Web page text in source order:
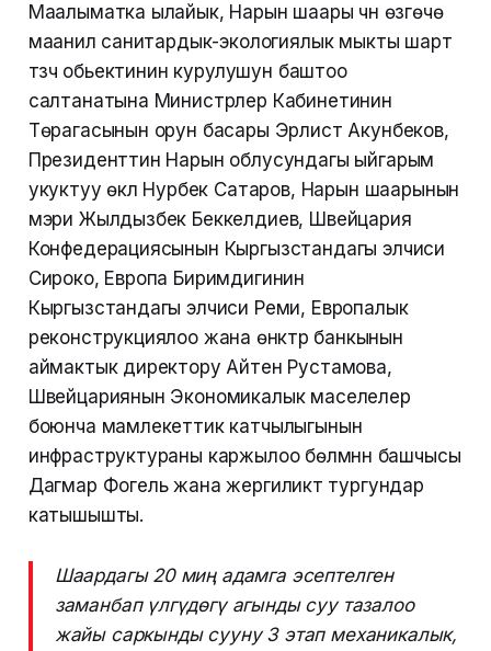
Маалыматка ылайык, Нарын шаары үчүн өзгөчө
маанилүү санитардык-экологиялык мыкты шарт
түзүүчү обьектинин курулушун баштоо
салтанатына Министрлер Кабинетинин
Төрагасынын орун басары Эрлист Акунбеков,
Президенттин Нарын облусундагы ыйгарым
укуктуу өкүлү Нурбек Сатаров, Нарын шаарынын
мэри Жылдызбек Беккелдиев, Швейцария
Конфедерациясынын Кыргызстандагы элчиси
Сироко, Европа Биримдигинин
Кыргызстандагы элчиси Реми, Европалык
реконструкциялоо жана өнүктүрүү банкынын
аймактык директору Айтен Рустамова,
Швейцариянын Экономикалык маселелер
боюнча мамлекеттик катчылыгынын
инфраструктураны каржылоо бөлүмүнүн башчысы
Дагмар Фогель жана жергиликтүү тургундар
катышышты.
Шаардагы 20 миң адамга эсептелген
заманбап үлгүдөгү агынды суу тазалоо
жайы саркынды сууну 3 этап механикалык,